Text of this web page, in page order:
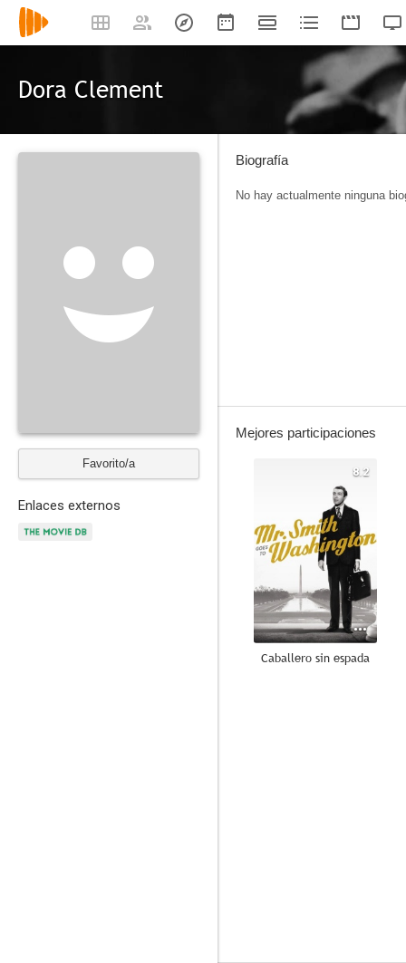
Dora Clement
Favorito/a
Enlaces externos
Biografía
No hay actualmente ninguna
Mejores participaciones
8.2
Caballero sin espada